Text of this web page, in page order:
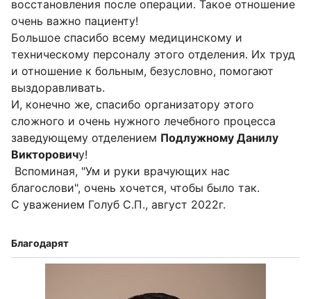
восстановления после операции. Такое отношение
очень важно пациенту!
Большое спасибо всему медицинскому и
техническому персоналу этого отделения. Их труд
и отношение к больным, безусловно, помогают
выздоравливать.
И, конечно же, спасибо организатору этого
сложного и очень нужного лечебного процесса
заведующему отделением Подлужному Данилу
Викторовичу!
Вспоминая, "Ум и руки врачующих нас
благослови", очень хочется, чтобы было так.
С уважением Голуб С.П., август 2022г.
Благодарят